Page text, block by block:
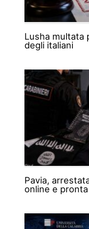
Lusha multata
degli italiani
Pavia,
online e